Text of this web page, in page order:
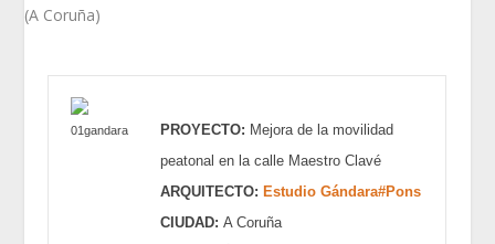
PROYECTO: Mejora de la movilidad
peatonal en la calle Maestro Clavé
ARQUITECTO: Estudio Gándara#Pons
CIUDAD: A Coruña